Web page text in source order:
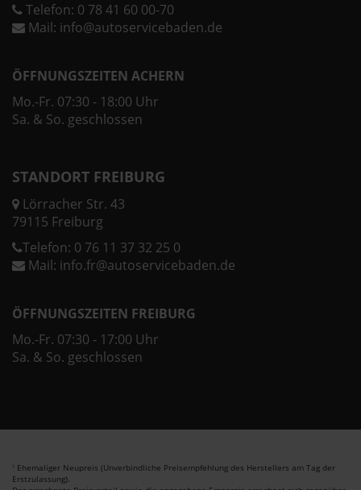
Telefon: 0 78 41 60 00-70
Mail: info@autoservicebaden.de
ÖFFNUNGSZEITEN ACHERN
Mo.-Fr. 07:30 - 18:00 Uhr
Sa. & So. geschlossen
STANDORT FREIBURG
Lörracher Str. 43
79115 Freiburg
Telefon: 0 76 11 37 32 25 0
Mail: info.fr@autoservicebaden.de
ÖFFNUNGSZEITEN FREIBURG
Mo.-Fr. 07:30 - 17:00 Uhr
Sa. & So. geschlossen
1 Ehemaliger Neupreis (Unverbindliche Preisempfehlung des Herstellers am Tag der
Erstzulassung).